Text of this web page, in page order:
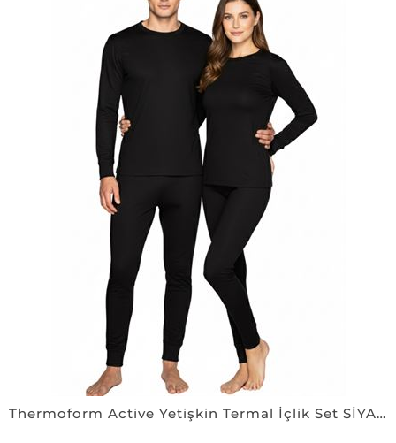
Thermoform Active Yetişkin Termal İçlik Set SİYAH